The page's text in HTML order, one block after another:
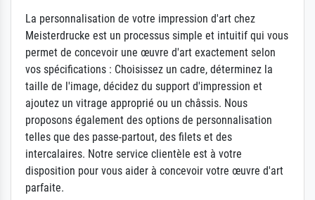
La personnalisation de votre impression d'art chez
Meisterdrucke est un processus simple et intuitif qui vous
permet de concevoir une œuvre d'art exactement selon
vos spécifications : Choisissez un cadre, déterminez la
taille de l'image, décidez du support d'impression et
ajoutez un vitrage approprié ou un châssis. Nous
proposons également des options de personnalisation
telles que des passe-partout, des filets et des
intercalaires. Notre service clientèle est à votre
disposition pour vous aider à concevoir votre œuvre d'art
parfaite.